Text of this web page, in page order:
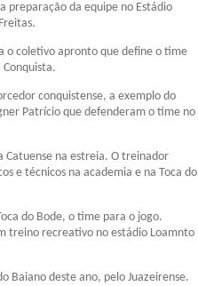
preparação da equipe no Estádio
o coletivo apronto que define o time
conquistense, a exemplo do
Patrício que defenderam o time no
Catuense na estreia. O treinador
e técnicos na academia e na Toca do
do Bode, o time para o jogo.
treino recreativo no estádio Loamnto
Baiano deste ano, pelo Juazeirense.